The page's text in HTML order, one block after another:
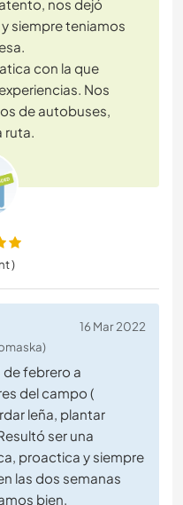
nos dejó
siempre teniamos
con la que
Nos
de autobuses,
ruta.
)
16 Mar 2022
de febrero a
del campo (
leña, plantar
ser una
proactica y siempre
las dos semanas
bien,